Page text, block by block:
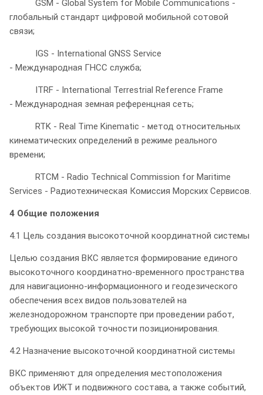
GSM - Global System for Mobile Communications -
глобальный стандарт цифровой мобильной сотовой
связи;
IGS - International GNSS Service
- Международная ГНСС служба;
ITRF - International Terrestrial Reference Frame
- Международная земная референцная сеть;
RTK - Real Time Kinematic - метод относительных
кинематических определений в режиме реального
времени;
RTCM - Radio Technical Commission for Maritime
Services - Радиотехническая Комиссия Морских Сервисов.
4 Общие положения
4.1 Цель создания высокоточной координатной системы
Целью создания ВКС является формирование единого
высокоточного координатно-временного пространства
для навигационно-информационного и геодезического
обеспечения всех видов пользователей на
железнодорожном транспорте при проведении работ,
требующих высокой точности позиционирования.
4.2 Назначение высокоточной координатной системы
ВКС применяют для определения местоположения
объектов ИЖТ и подвижного состава, а также событий,